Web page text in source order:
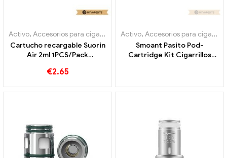
Activo, Accesorios para cigarrillos electrónicos ,Evaporador
Cartucho recargable Suorin
Air 2ml 1PCS/Pack
por mayor 丨Personalizado
€2.65
Activo, Accesorios para cigarrillos electrónicos
Smoant Pasito Pod-
Cartridge Kit Cigarrillos